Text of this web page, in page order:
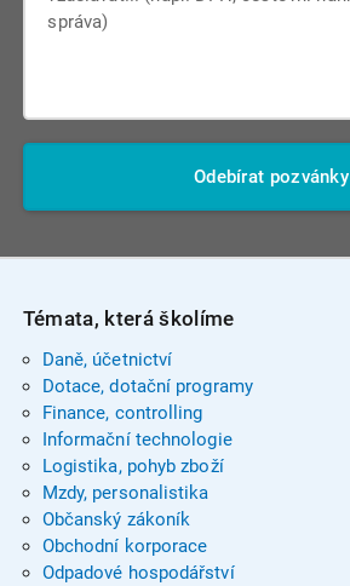
Odebírat pozvánky
Témata, která školíme
Daně, účetnictví
Dotace, dotační programy
Finance, controlling
Informační technologie
Logistika, pohyb zboží
Mzdy, personalistika
Občanský zákoník
Obchodní korporace
Odpadové hospodářství